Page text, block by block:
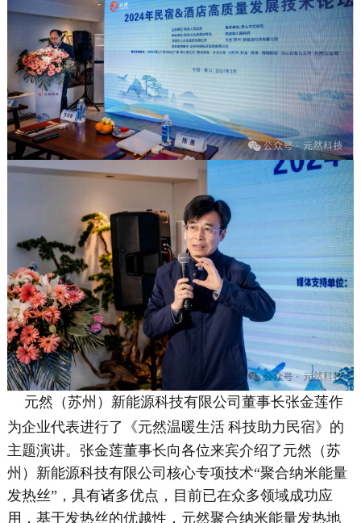
元然（苏州）新能源科技有限公司董事长张金莲作
为企业代表进行了《元然温暖生活 科技助力民宿》的
主题演讲。张金莲董事长向各位来宾介绍了元然（苏
州）新能源科技有限公司核心专项技术“聚合纳米能量
发热丝”，具有诸多优点，目前已在众多领域成功应
用，基于发热丝的优越性，元然聚合纳米能量发热地